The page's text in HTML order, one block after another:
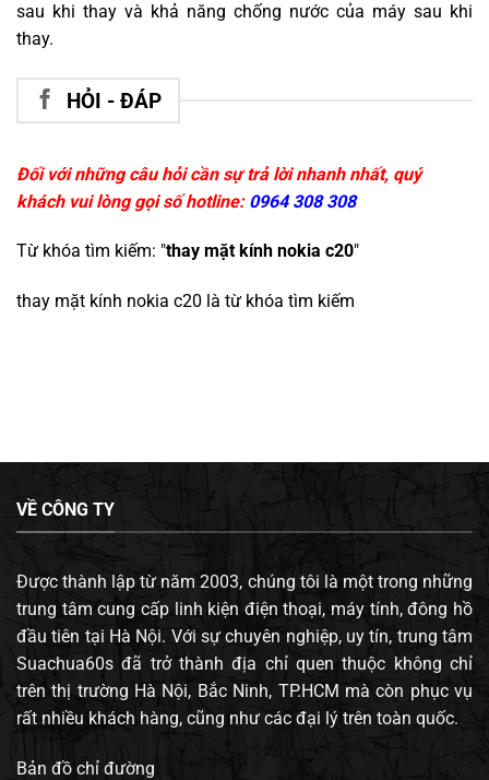
sau khi thay và khả năng chống nước của máy sau khi
thay.
HỎI - ĐÁP
Đối với những câu hỏi cần sự trả lời nhanh nhất, quý
khách vui lòng gọi số hotline: 0964 308 308
Từ khóa tìm kiếm: "thay mặt kính nokia c20"
thay mặt kính nokia c20 là từ khóa tìm kiếm
VỀ CÔNG TY
Được thành lập từ năm 2003, chúng tôi là một trong những
trung tâm cung cấp linh kiện điện thoại, máy tính, đông hồ
đầu tiên tại Hà Nội. Với sự chuyên nghiệp, uy tín, trung tâm
Suachua60s đã trở thành địa chỉ quen thuộc không chỉ
trên thị trường Hà Nội, Bắc Ninh, TP.HCM mà còn phục vụ
rất nhiều khách hàng, cũng như các đại lý trên toàn quốc.
Bản đồ chỉ đường